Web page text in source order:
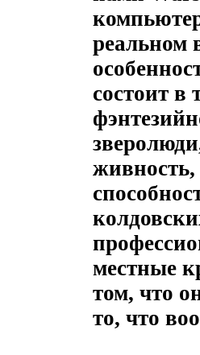
реальном
состоит в
местные
том, что
то, что